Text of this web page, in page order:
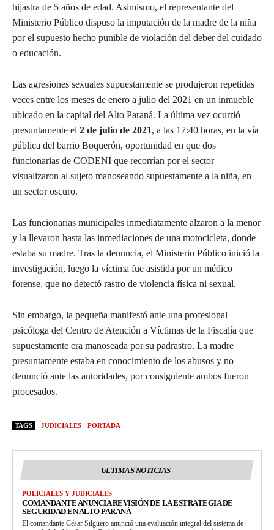
hijastra de 5 años de edad. Asimismo, el representante del
Ministerio Público dispuso la imputación de la madre de la niña
por el supuesto hecho punible de violación del deber del cuidado
o educación.
Las agresiones sexuales supuestamente se produjeron repetidas
veces entre los meses de enero a julio del 2021 en un inmueble
ubicado en la capital del Alto Paraná. La última vez ocurrió
presuntamente el 2 de julio de 2021, a las 17:40 horas, en la vía
pública del barrio Boquerón, oportunidad en que dos
funcionarias de CODENI que recorrían por el sector
visualizaron al sujeto manoseando supuestamente a la niña, en
un sector oscuro.
Las funcionarias municipales inmediatamente alzaron a la menor
y la llevaron hasta las inmediaciones de una motocicleta, donde
estaba su madre. Tras la denuncia, el Ministerio Público inició la
investigación, luego la víctima fue asistida por un médico
forense, que no detectó rastro de violencia física ni sexual.
Sin embargo, la pequeña manifestó ante una profesional
psicóloga del Centro de Atención a Víctimas de la Fiscalía que
supuestamente era manoseada por su padrastro. La madre
presuntamente estaba en conocimiento de los abusos y no
denunció ante las autoridades, por consiguiente ambos fueron
procesados.
TAGS JUDICIALES PORTADA
ULTIMAS NOTICIAS
POLICIALES Y JUDICIALES
COMANDANTE ANUNCIA REVISIÓN DE LA ESTRATEGIA DE
SEGURIDAD EN ALTO PARANÁ
El comandante César Silguero anunció una evaluación integral del sistema de